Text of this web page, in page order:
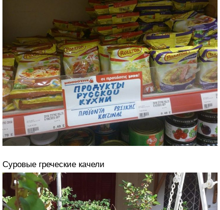
Суровые греческие качели